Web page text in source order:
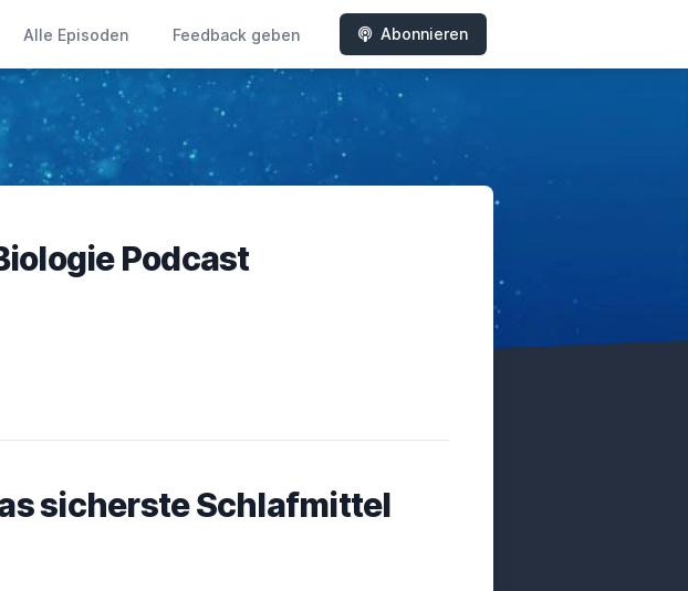
Alle Episoden Feedback geben Abonnieren
Podcast
sicherste Schlafmittel